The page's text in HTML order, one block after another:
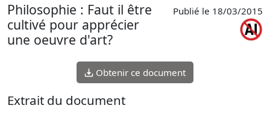
Philosophie : Faut il être
cultivé pour apprécier
une oeuvre d'art?
Publié le 18/03/2015
Obtenir ce document
Extrait du document